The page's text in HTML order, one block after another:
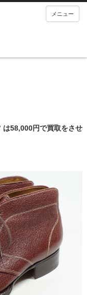
メニュー
は58,000円で買取をさせ